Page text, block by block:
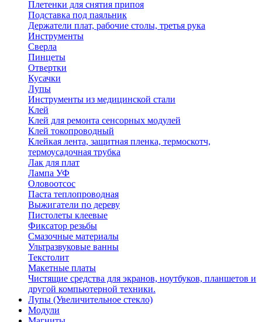
Плетенки для снятия припоя
Подставка под паяльник
Держатели плат, рабочие столы, третья рука
Инструменты
Сверла
Пинцеты
Отвертки
Кусачки
Лупы
Инструменты из медицинской стали
Клей
Клей для ремонта сенсорных модулей
Клей токопроводный
Клейкая лента, защитная пленка, термоскотч,
термоусадочная трубка
Лак для плат
Лампа УФ
Оловоотсос
Паста теплопроводная
Выжигатели по дереву
Пистолеты клеевые
Фиксатор резьбы
Смазочные материалы
Ультразвуковые ванны
Текстолит
Макетные платы
Чистящие средства для экранов, ноутбуков, планшетов и
другой компьютерной техники.
Лупы (Увеличительное стекло)
Модули